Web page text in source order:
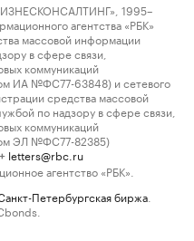
1995–
агентства «РБК»
массовой информации
в сфере связи,
коммуникаций
ИА №ФС77-63848) и сетевого
средства массовой
по надзору в сфере связи,
коммуникаций
ЭЛ №ФС77-82385)
letters@rbc.ru
агентство «РБК».
Петербургская биржа